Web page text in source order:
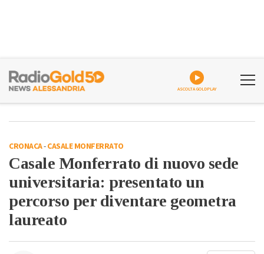
ASCOLTA GOLDPLAY
CRONACA-CASALE MONFERRATO
Casale Monferrato di nuovo sede
universitaria: presentato un
percorso per diventare geometra
laureato